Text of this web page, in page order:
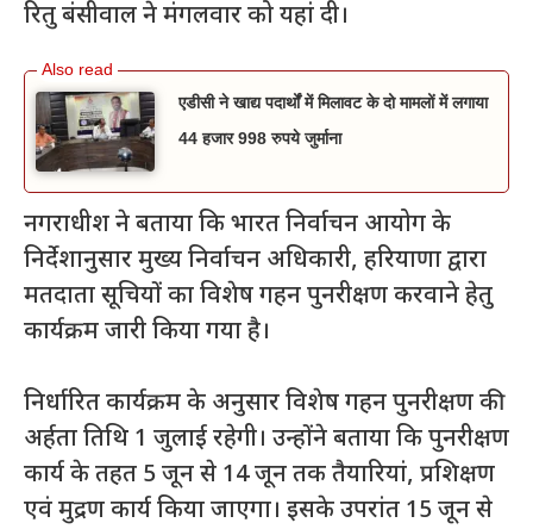
रितु बंसीवाल ने मंगलवार को यहां दी।
एडीसी ने खाद्य पदार्थों में मिलावट के दो मामलों में लगाया
44 हजार 998 रुपये जुर्माना
नगराधीश ने बताया कि भारत निर्वाचन आयोग के
निर्देशानुसार मुख्य निर्वाचन अधिकारी, हरियाणा द्वारा
मतदाता सूचियों का विशेष गहन पुनरीक्षण करवाने हेतु
कार्यक्रम जारी किया गया है।
निर्धारित कार्यक्रम के अनुसार विशेष गहन पुनरीक्षण की
अर्हता तिथि 1 जुलाई रहेगी। उन्होंने बताया कि पुनरीक्षण
कार्य के तहत 5 जून से 14 जून तक तैयारियां, प्रशिक्षण
एवं मुद्रण कार्य किया जाएगा। इसके उपरांत 15 जून से